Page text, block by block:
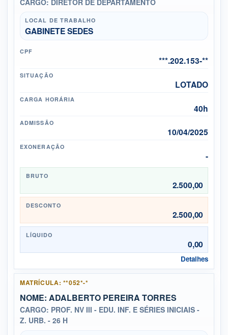
LOCAL DE TRABALHO
GABINETE SEDES
CPF
***.202.153-**
SITUAÇÃO
LOTADO
CARGA HORÁRIA
40h
ADMISSÃO
10/04/2025
EXONERAÇÃO
-
BRUTO
2.500,00
DESCONTO
2.500,00
LÍQUIDO
0,00
Detalhes
MATRÍCULA: **052*-*
NOME: ADALBERTO PEREIRA TORRES
CARGO: PROF. NV III - EDU. INF. E SÉRIES INICIAIS -
Z. URB. - 26 H